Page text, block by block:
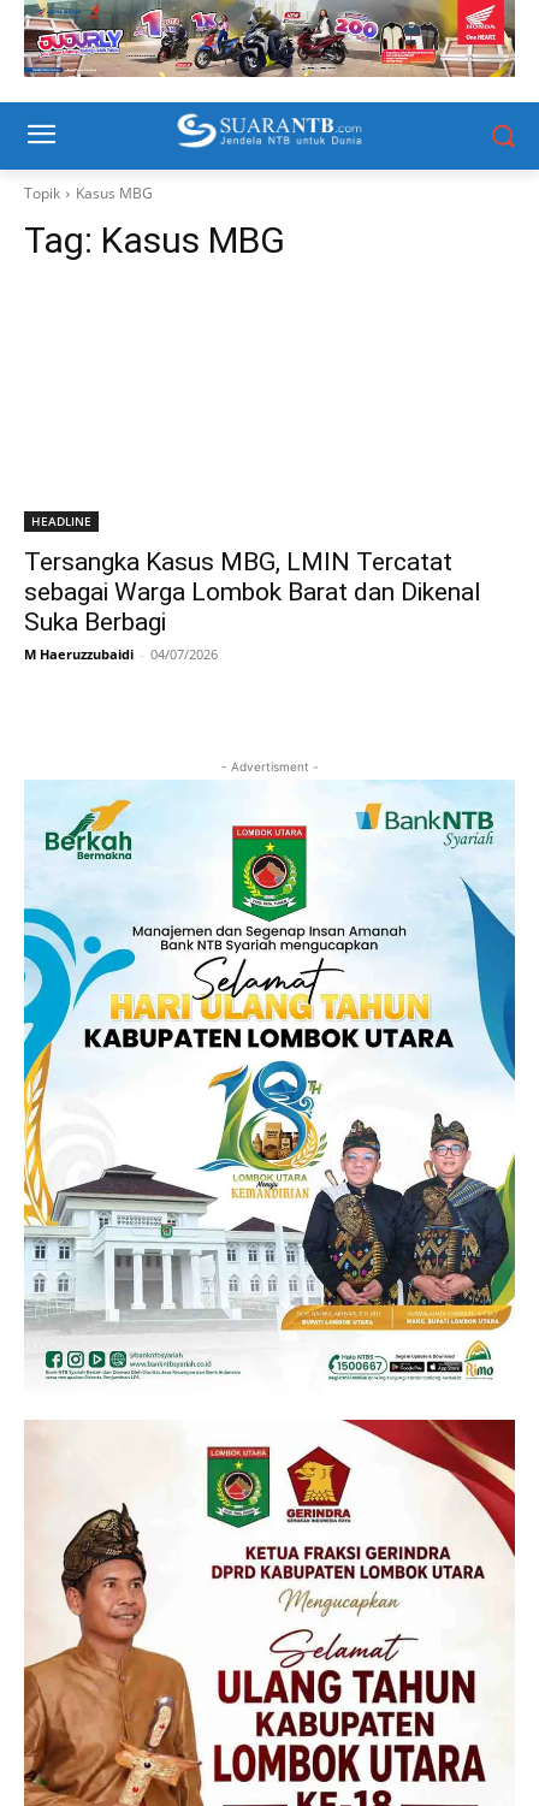
Topik Kasus MBG
Tag: Kasus MBG
HEADLINE
Tersangka Kasus MBG, LMIN Tercatat
sebagai Warga Lombok Barat dan Dikenal
Suka Berbagi
M Haeruzzubaidi - 04/07/2026
- Advertisment -